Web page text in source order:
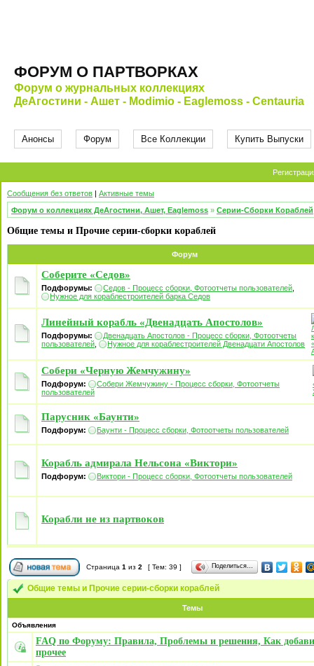
ФОРУМ О ПАРТВОРКАХ
Форум о журнальных коллекциях
ДеАгостини - Ашет - Modimio - Eaglemoss - Centauria
Анонсы Форум Все Коллекции Купить Выпуски
Сообщения без ответов | Активные темы
Форум о коллекциях ДеАгостини, Ашет, Eaglemoss » Серии-Сборки Кораблей
Общие темы и Прочие серии-сборки кораблей
Форум
Соберите «Седов»
Подфорумы: Седов - Процесс сборки, Фотоотчеты пользователей
Нужное для кораблестроителей барка Седов
Линейный корабль «Двенадцать Апостолов»
Подфорумы:
Двенадцать Апостолов - Процесс сборки, Фотоотчеты
пользователей
Нужное для кораблестроителей Двенадцати Апостолов
Собери «Черную Жемчужину»
Подфорум:
Собери Жемчужину - Процесс сборки, Фотоотчеты
пользователей
Парусник «Баунти»
Подфорум: Баунти - Процесс сборки, Фотоотчеты пользователей
Корабль адмирала Нельсона «Виктори»
Подфорум: Виктори - Процесс сборки, Фотоотчеты пользователей
Корабли не из партвоков
Страница 1 из 2 [ Тем: 39 ] Поделиться…
Общие темы и Прочие серии-сборки кораблей
Темы
Объявления
FAQ по Форуму: Правила, Проблемы и решения, Как
прочее